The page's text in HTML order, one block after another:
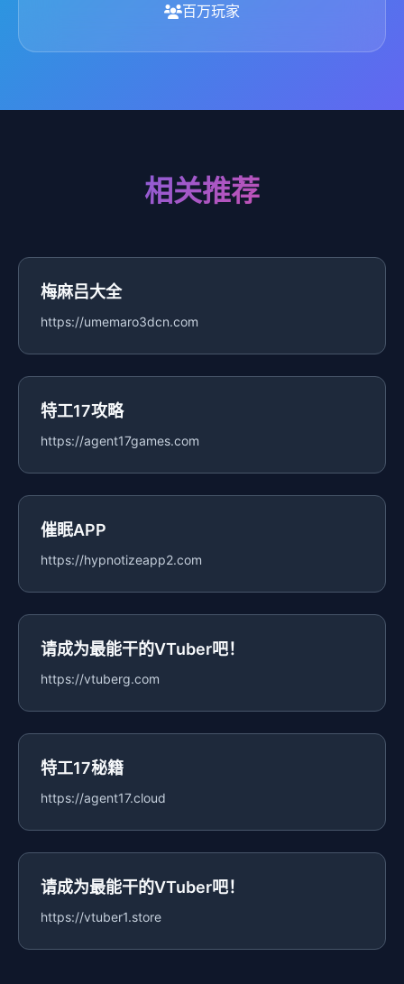
百万玩家
相关推荐
梅麻吕大全
https://umemaro3dcn.com
特工17攻略
https://agent17games.com
催眠APP
https://hypnotizeapp2.com
请成为最能干的VTuber吧！
https://vtuberg.com
特工17秘籍
https://agent17.cloud
请成为最能干的VTuber吧！
https://vtuber1.store